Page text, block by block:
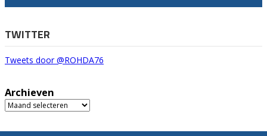
TWITTER
Tweets door @ROHDA76
Archieven
Archieven